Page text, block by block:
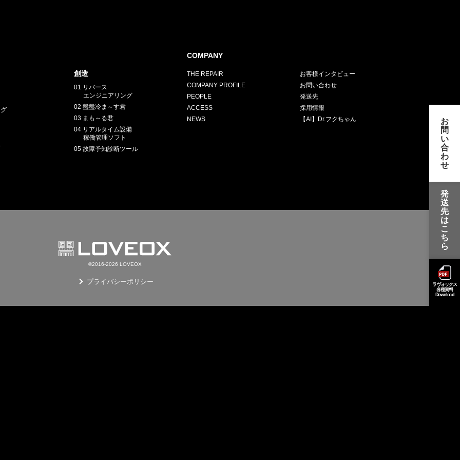
お
問
い
合
わ
せ
発
送
先
は
こ
ち
ら
ラヴォックス
各種資料
Download
創造
01 リバース
エンジニアリング
02 盤盤冷ま～す君
03 まも～る君
04 リアルタイム設備
稼働管理ソフト
05 故障予知診断ツール
COMPANY
THE REPAIR
COMPANY PROFILE
PEOPLE
ACCESS
NEWS
お客様インタビュー
お問い合わせ
発送先
採用情報
【AI】Dr.フクちゃん
©2016-2026 LOVEOX
プライバシーポリシー